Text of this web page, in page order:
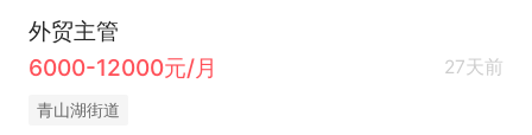
外贸主管
6000-12000元/月
27天前
青山湖街道